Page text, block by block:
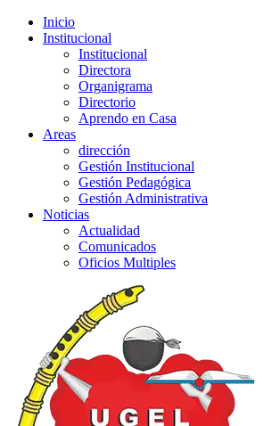
Inicio
Institucional
Institucional
Directora
Organigrama
Directorio
Aprendo en Casa
Areas
dirección
Gestión Institucional
Gestión Pedagógica
Gestión Administrativa
Noticias
Actualidad
Comunicados
Oficios Multiples